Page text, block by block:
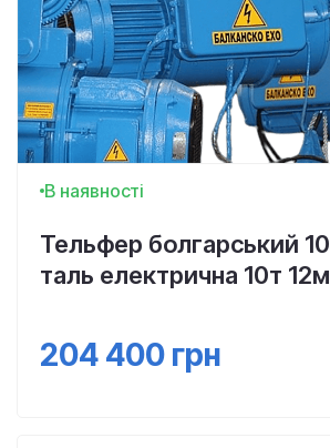
В наявності
Тельфер болгарський
таль електрична 10т
204 400 грн